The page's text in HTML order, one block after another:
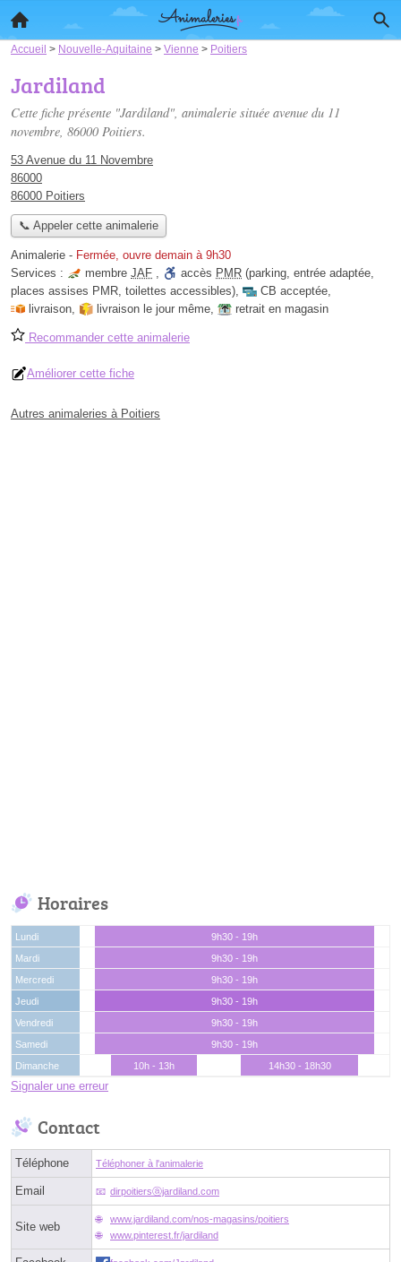
Accueil > Nouvelle-Aquitaine > Vienne > Poitiers
Jardiland
Cette fiche présente "Jardiland", animalerie située avenue du 11
novembre, 86000 Poitiers.
53 Avenue du 11 Novembre
86000
86000 Poitiers
📞 Appeler cette animalerie
Animalerie - Fermée, ouvre demain à 9h30
Services :
membre JAF , accès PMR (parking, entrée adaptée,
places assises PMR, toilettes accessibles), CB acceptée,
livraison, livraison le jour même, retrait en magasin
Recommander cette animalerie
Améliorer cette fiche
Autres animaleries à Poitiers
Horaires
Lundi
9h30 - 19h
Mardi
9h30 - 19h
Mercredi
9h30 - 19h
Jeudi
9h30 - 19h
Vendredi
9h30 - 19h
Samedi
9h30 - 19h
Dimanche
10h - 13h 14h30 - 18h30
Signaler une erreur
Contact
Téléphone Téléphoner à l'animalerie
Email dirpoitiersⓐjardiland.com
Site web
www.jardiland.com/nos-magasins/poitiers
www.pinterest.fr/jardiland